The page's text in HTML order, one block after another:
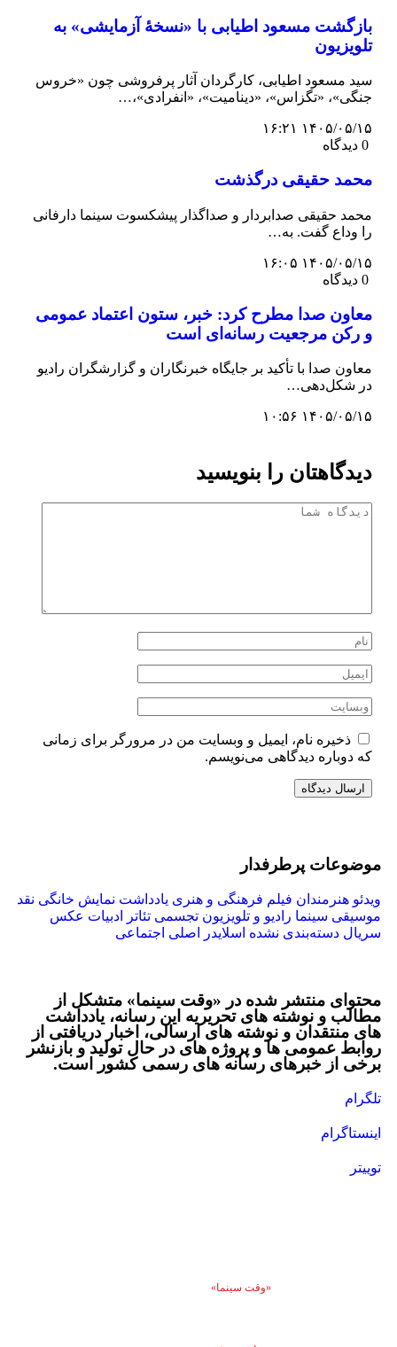
بازگشت مسعود اطیابی با «نسخهٔ آزمایشی» به
تلویزیون
سید مسعود اطیابی، کارگردان آثار پرفروشی چون «خروس
جنگی»، «تگزاس»، «دینامیت»، «انفرادی»،…
۱۴۰۵/۰۵/۱۵ ۱۶:۲۱
0 دیدگاه
محمد حقیقی درگذشت
محمد حقیقی صدابردار و صداگذار پیشکسوت سینما دارفانی
را وداع گفت. به…
۱۴۰۵/۰۵/۱۵ ۱۶:۰۵
0 دیدگاه
معاون صدا مطرح کرد: خبر، ستون اعتماد عمومی
و رکن مرجعیت رسانه‌ای است
معاون صدا با تأکید بر جایگاه خبرنگاران و گزارشگران رادیو
در شکل‌دهی…
۱۴۰۵/۰۵/۱۵ ۱۰:۵۶
دیدگاهتان را بنویسید
ذخیره نام، ایمیل و وبسایت من در مرورگر برای زمانی
که دوباره دیدگاهی می‌نویسم.
موضوعات پرطرفدار
ویدئو هنرمندان فیلم فرهنگی و هنری یادداشت نمایش خانگی نقد
موسیقی سینما رادیو و تلویزیون تجسمی تئاتر ادبیات عکس
سریال دسته‌بندی نشده اسلایدر اصلی اجتماعی
محتوای منتشر شده در «وقت سینما» متشکل از
مطالب و نوشته های تحریریه این رسانه، یادداشت
های منتقدان و نوشته های ارسالی، اخبار دریافتی از
روابط عمومی ها و پروژه های در حال تولید و بازنشر
برخی از خبرهای رسانه های رسمی کشور است.
تلگرام
اینستاگرام
توییتر
«وقت سینما»